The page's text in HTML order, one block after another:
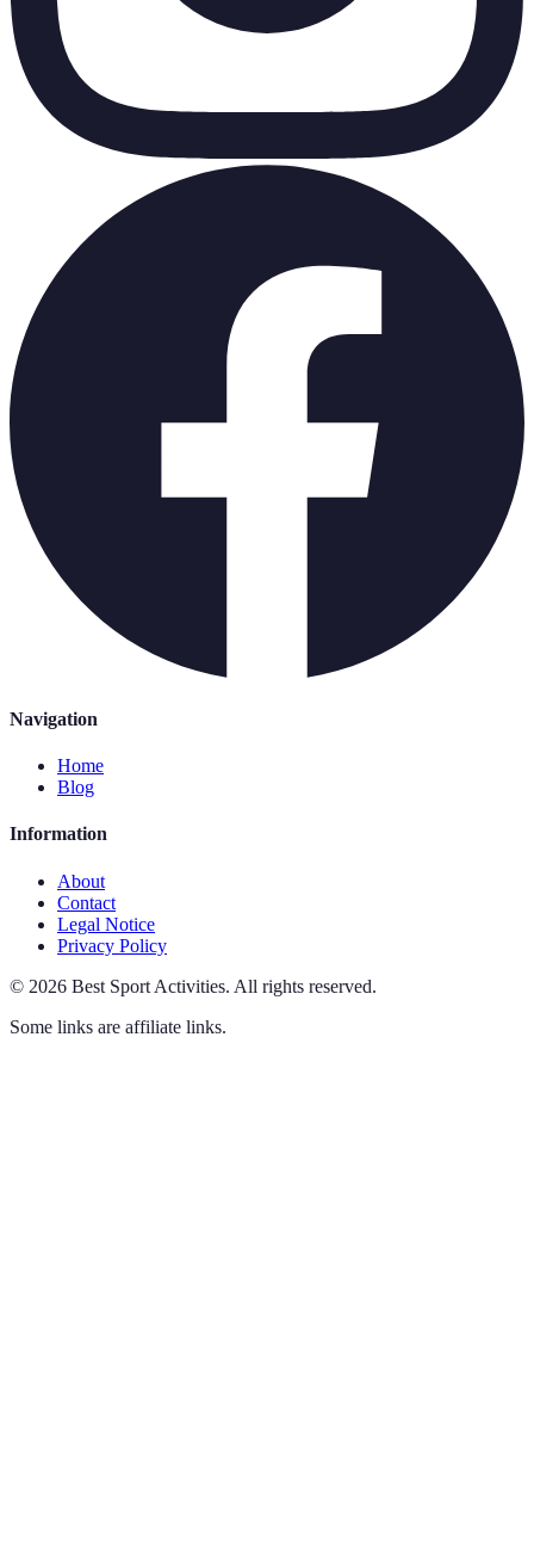
Navigation
Home
Blog
Information
About
Contact
Legal Notice
Privacy Policy
© 2026 Best Sport Activities. All rights reserved.
Some links are affiliate links.